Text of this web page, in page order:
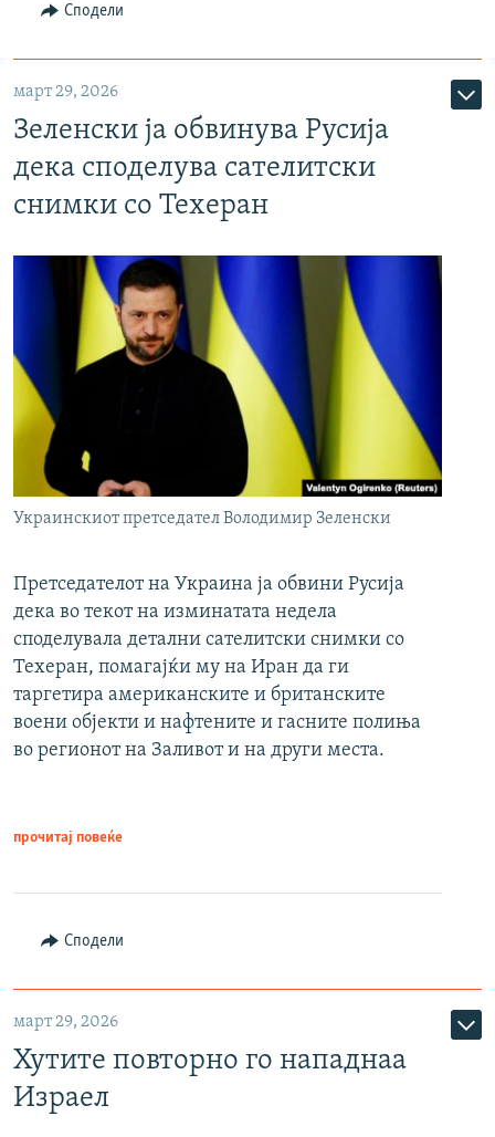
Сподели
март 29, 2026
Зеленски ја обвинува Русија
дека споделува сателитски
снимки со Техеран
Украинскиот претседател Володимир Зеленски
Претседателот на Украина ја обвини Русија
дека во текот на изминатата недела
споделувала детални сателитски снимки со
Техеран, помагајќи му на Иран да ги
таргетира американските и британските
воени објекти и нафтените и гасните полиња
во регионот на Заливот и на други места.
прочитај повеќе
Сподели
март 29, 2026
Хутите повторно го нападнаа
Израел